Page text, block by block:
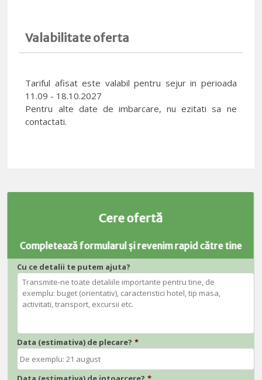
Valabilitate oferta
Tariful afisat este valabil pentru sejur in perioada
11.09 - 18.10.2027
Pentru alte date de imbarcare, nu ezitati sa ne
contactati.
Cere ofertă
Completează formularul și revenim rapid către tine
Cu ce detalii te putem ajuta?
Data (estimativa) de plecare? *